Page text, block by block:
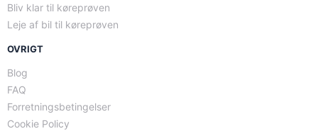
Bliv klar til køreprøven
Leje af bil til køreprøven
OVRIGT
Blog
FAQ
Forretningsbetingelser
Cookie Policy